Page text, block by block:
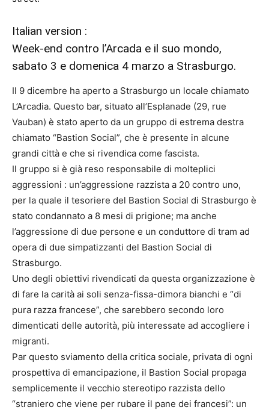
Italian version :
Week-end contro l’Arcada e il suo mondo,
sabato 3 e domenica 4 marzo a Strasburgo.
Il 9 dicembre ha aperto a Strasburgo un locale chiamato
L’Arcadia. Questo bar, situato all’Esplanade (29, rue
Vauban) è stato aperto da un gruppo di estrema destra
chiamato “Bastion Social”, che è presente in alcune
grandi città e che si rivendica come fascista.
Il gruppo si è già reso responsabile di molteplici
aggressioni : un’aggressione razzista a 20 contro uno,
per la quale il tesoriere del Bastion Social di Strasburgo è
stato condannato a 8 mesi di prigione; ma anche
l’aggressione di due persone e un conduttore di tram ad
opera di due simpatizzanti del Bastion Social di
Strasburgo.
Uno degli obiettivi rivendicati da questa organizzazione è
di fare la carità ai soli senza-fissa-dimora bianchi e “di
pura razza francese”, che sarebbero secondo loro
dimenticati delle autorità, più interessate ad accogliere i
migranti.
Par questo sviamento della critica sociale, privata di ogni
prospettiva di emancipazione, il Bastion Social propaga
semplicemente il vecchio stereotipo razzista dello
“straniero che viene per rubare il pane dei francesi”: un